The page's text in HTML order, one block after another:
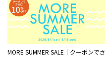
MORE SUMMER SALE｜クーポンでさ